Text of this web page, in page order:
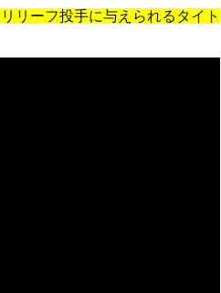
リーフ投手に与えられるタイト